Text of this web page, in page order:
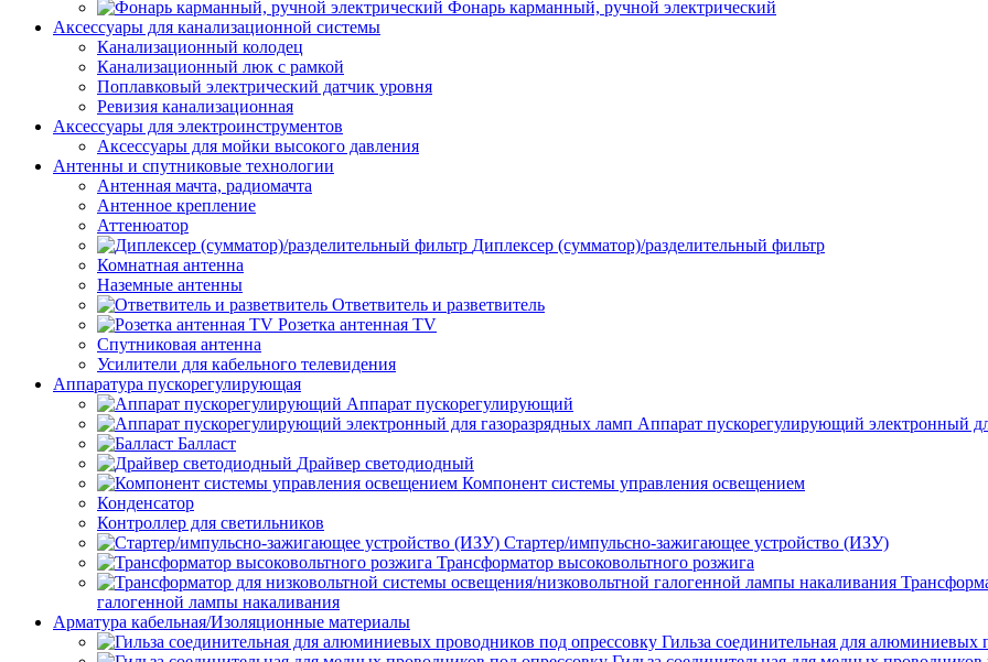
Фонарь карманный, ручной электрический
Аксессуары для канализационной системы
Канализационный колодец
Канализационный люк с рамкой
Поплавковый электрический датчик уровня
Ревизия канализационная
Аксессуары для электроинструментов
Аксессуары для мойки высокого давления
Антенны и спутниковые технологии
Антенная мачта, радиомачта
Антенное крепление
Аттенюатор
Диплексер (сумматор)/разделительный фильтр
Комнатная антенна
Наземные антенны
Ответвитель и разветвитель
Розетка антенная TV
Спутниковая антенна
Усилители для кабельного телевидения
Аппаратура пускорегулирующая
Аппарат пускорегулирующий
Аппарат пускорегулирующий электронный
Балласт
Драйвер светодиодный
Компонент системы управления освещением
Конденсатор
Контроллер для светильников
Стартер/импульсно-зажигающее устройство (ИЗУ)
Трансформатор высоковольтного розжига
галогенной лампы накаливания
Арматура кабельная/Изоляционные материалы
Гильза соединительная для алюминиевых